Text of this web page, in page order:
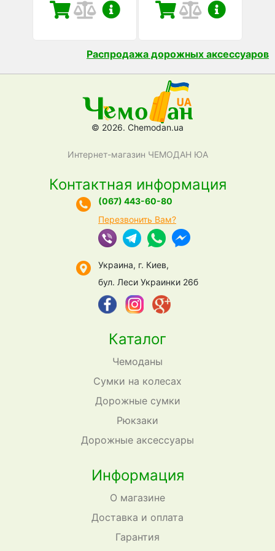
Распродажа дорожных аксессуаров
© 2026. Chemodan.ua
Интернет-магазин ЧЕМОДАН ЮА
Каталог
Чемоданы
Сумки на колесах
Дорожные сумки
Рюкзаки
Дорожные аксессуары
Информация
О магазине
Доставка и оплата
Гарантия
Контактная информация
(067) 443-60-80
Перезвонить Вам?
Украина, г. Киев,
бул. Леси Украинки 26б